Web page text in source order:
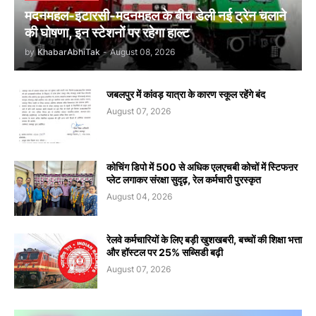
मदनमहल-इटारसी-मदनमहल के बीच डेली नई ट्रेन चलाने
की घोषणा, इन स्टेशनों पर रहेगा हाल्ट
by KhabarAbhiTak - August 08, 2026
जबलपुर में कांवड़ यात्रा के कारण स्कूल रहेंगे बंद
August 07, 2026
कोचिंग डिपो में 500 से अधिक एलएचबी कोचों में स्टिफऩर
प्लेट लगाकर संरक्षा सुदृढ़, रेल कर्मचारी पुरस्कृत
August 04, 2026
रेलवे कर्मचारियों के लिए बड़ी खुशखबरी, बच्चों की शिक्षा भत्ता
और हॉस्टल पर 25% सब्सिडी बढ़ी
August 07, 2026